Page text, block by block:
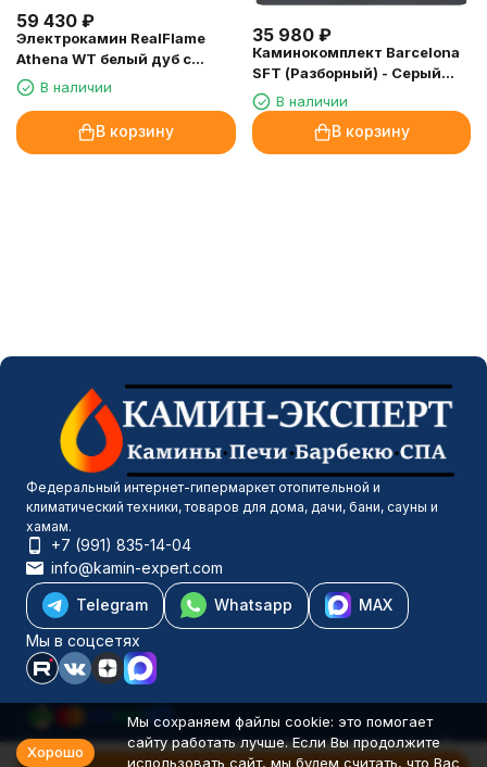
59 430 ₽
Электрокамин RealFlame
Athena WT белый дуб с
золотой патиной с очагом
Majestic Lux Brass
В наличии
В корзину
35 980 ₽
Каминокомплект Barcelona
SFT (Разборный) - Серый
графит с очагом Fobos FX M
Brass
В наличии
В корзину
Федеральный интернет-гипермаркет отопительной и
климатический техники, товаров для дома, дачи, бани, сауны и
хамам.
+7 (991) 835-14-04
info@kamin-expert.com
Telegram
Whatsapp
MAX
Мы в соцсетях
Каталог товаров
Хорошо
Мы сохраняем файлы cookie: это помогает
сайту работать лучше. Если Вы продолжите
использовать сайт, мы будем считать, что Вас